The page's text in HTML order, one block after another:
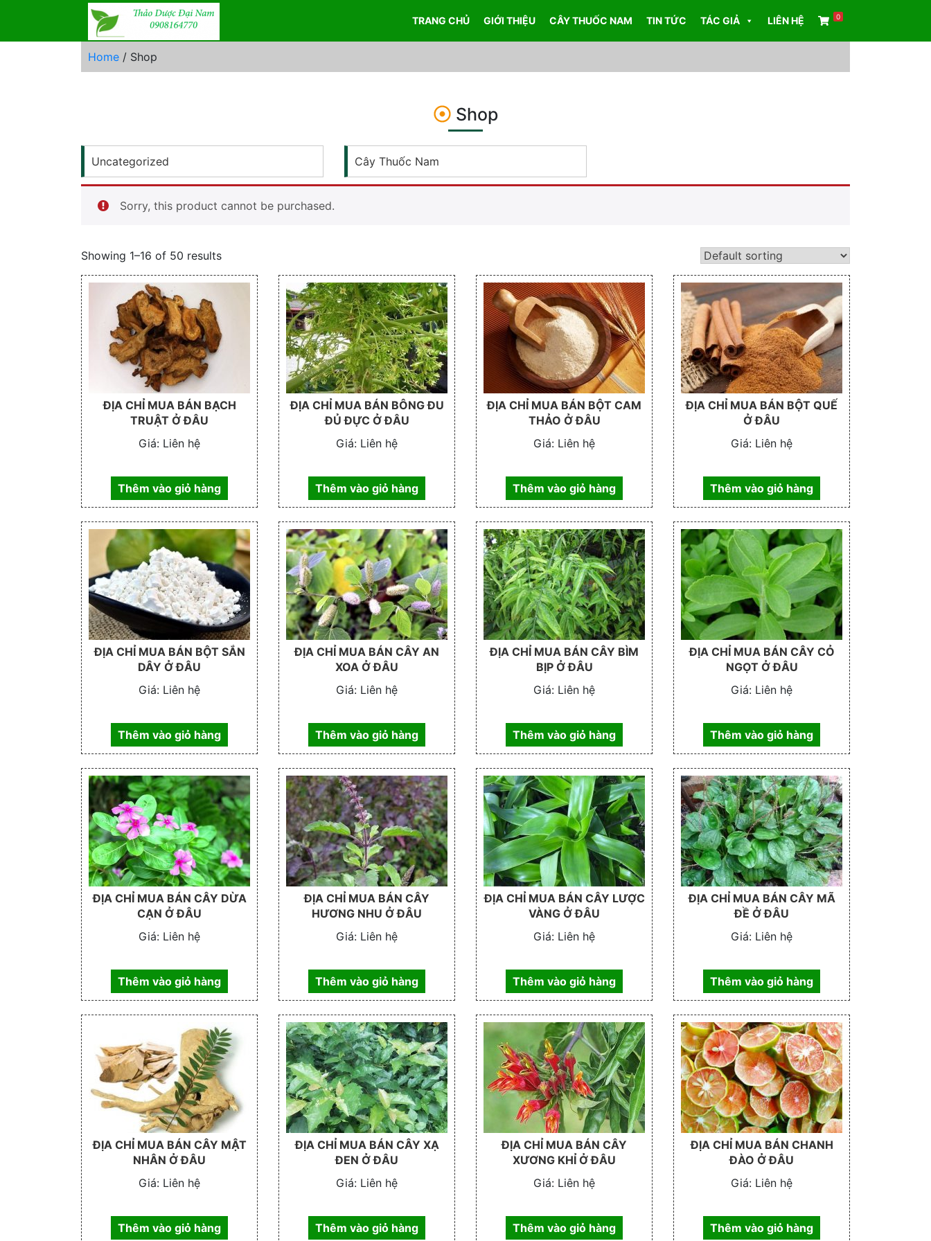
content
TRANG CHỦ GIỚI THIỆU CÂY THUỐC NAM TIN TỨC TÁC GIẢ LIÊN HỆ 0
Home / Shop
Shop
Uncategorized Cây Thuốc Nam
Sorry, this product cannot be purchased.
Showing 1–16 of 50 results
ĐỊA CHỈ MUA BÁN BẠCH
TRUẬT Ở ĐÂU
Giá: Liên hệ
Thêm vào giỏ hàng
ĐỊA CHỈ MUA BÁN BÔNG ĐU
ĐỦ ĐỰC Ở ĐÂU
Giá: Liên hệ
Thêm vào giỏ hàng
ĐỊA CHỈ MUA BÁN BỘT CAM
THẢO Ở ĐÂU
Giá: Liên hệ
Thêm vào giỏ hàng
ĐỊA CHỈ MUA BÁN BỘT QUẾ
Ở ĐÂU
Giá: Liên hệ
Thêm vào giỏ hàng
ĐỊA CHỈ MUA BÁN BỘT SẮN
DÂY Ở ĐÂU
Giá: Liên hệ
Thêm vào giỏ hàng
ĐỊA CHỈ MUA BÁN CÂY AN
XOA Ở ĐÂU
Giá: Liên hệ
Thêm vào giỏ hàng
ĐỊA CHỈ MUA BÁN CÂY BÌM
BỊP Ở ĐÂU
Giá: Liên hệ
Thêm vào giỏ hàng
ĐỊA CHỈ MUA BÁN CÂY CỎ
NGỌT Ở ĐÂU
Giá: Liên hệ
Thêm vào giỏ hàng
ĐỊA CHỈ MUA BÁN CÂY DỪA
CẠN Ở ĐÂU
Giá: Liên hệ
Thêm vào giỏ hàng
ĐỊA CHỈ MUA BÁN CÂY
HƯƠNG NHU Ở ĐÂU
Giá: Liên hệ
Thêm vào giỏ hàng
ĐỊA CHỈ MUA BÁN CÂY LƯỢC
VÀNG Ở ĐÂU
Giá: Liên hệ
Thêm vào giỏ hàng
ĐỊA CHỈ MUA BÁN CÂY MÃ
ĐỀ Ở ĐÂU
Giá: Liên hệ
Thêm vào giỏ hàng
ĐỊA CHỈ MUA BÁN CÂY MẬT
NHÂN Ở ĐÂU
Giá: Liên hệ
Thêm vào giỏ hàng
ĐỊA CHỈ MUA BÁN CÂY XẠ
ĐEN Ở ĐÂU
Giá: Liên hệ
Thêm vào giỏ hàng
ĐỊA CHỈ MUA BÁN CÂY
XƯƠNG KHỈ Ở ĐÂU
Giá: Liên hệ
Thêm vào giỏ hàng
ĐỊA CHỈ MUA BÁN CHANH
ĐÀO Ở ĐÂU
Giá: Liên hệ
Thêm vào giỏ hàng